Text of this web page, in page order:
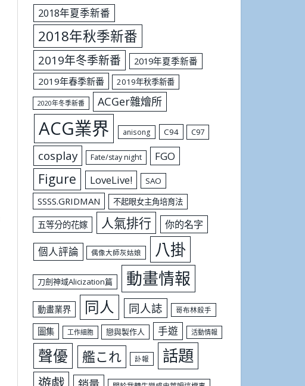
2018年夏季新番
2018年秋季新番
2019年冬季新番
2019年夏季新番
2019年春季新番
2019年秋季新番
2020年冬季新番 ACGer雜燴所
ACG業界 anisong C94 C97
cosplay Fate/stay night FGO
Figure LoveLive! SAO
SSSS.GRIDMAN 不起眼女主角培育法
五等分的花嫁 人氣排行 你的名字
個人評論 偶像大師灰姑娘 八掛
刀劍神域Alicization篇 動畫情報
動畫業界 同人 同人誌 哥布林殺手
圖集 工作細胞 戀與製作人 手遊 活動情報
聲優 艦これ 訃報 話題